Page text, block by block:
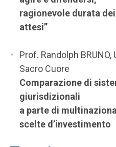
ragionevole durata
attesi”
Prof. Randolph
Sacro Cuore
Comparazione di
giurisdizionali
a parte di
scelte d’investimento